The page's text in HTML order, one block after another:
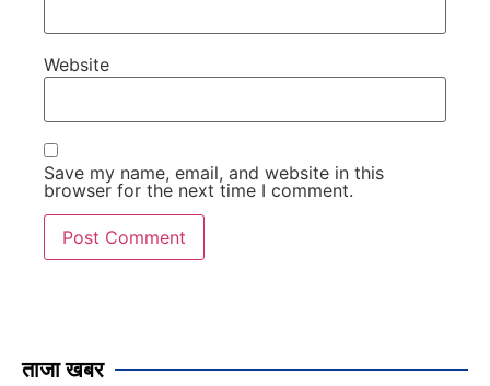
Website
Save my name, email, and website in this
browser for the next time I comment.
ताजा खबर